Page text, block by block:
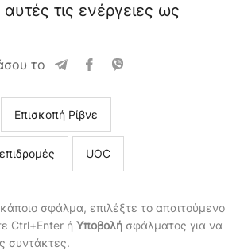
τις ενέργειες ως
το
Επισκοπή Ρίβνε
UOC
σφάλμα, επιλέξτε το απαιτούμενο
Ctrl+Enter ή Υποβολή σφάλματος για να
συντάκτες.